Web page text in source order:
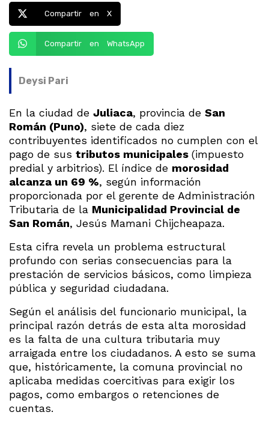
Compartir en X
Compartir en WhatsApp
Deysi Pari
En la ciudad de Juliaca, provincia de San
Román (Puno), siete de cada diez
contribuyentes identificados no cumplen con el
pago de sus tributos municipales (impuesto
predial y arbitrios). El índice de morosidad
alcanza un 69 %, según información
proporcionada por el gerente de Administración
Tributaria de la Municipalidad Provincial de
San Román, Jesús Mamani Chijcheapaza.
Esta cifra revela un problema estructural
profundo con serias consecuencias para la
prestación de servicios básicos, como limpieza
pública y seguridad ciudadana.
Según el análisis del funcionario municipal, la
principal razón detrás de esta alta morosidad
es la falta de una cultura tributaria muy
arraigada entre los ciudadanos. A esto se suma
que, históricamente, la comuna provincial no
aplicaba medidas coercitivas para exigir los
pagos, como embargos o retenciones de
cuentas.